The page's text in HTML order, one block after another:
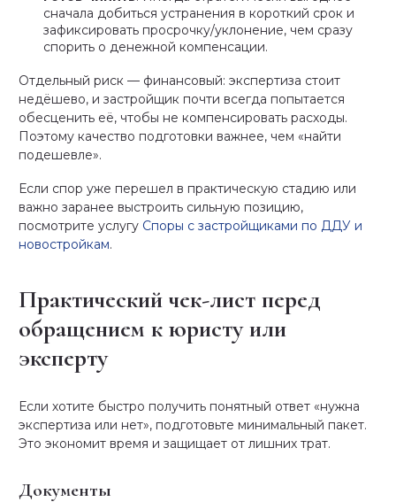
сначала добиться устранения в короткий срок и
зафиксировать просрочку/уклонение, чем сразу
спорить о денежной компенсации.
Отдельный риск — финансовый: экспертиза стоит
недёшево, и застройщик почти всегда попытается
обесценить её, чтобы не компенсировать расходы.
Поэтому качество подготовки важнее, чем «найти
подешевле».
Если спор уже перешел в практическую стадию или
важно заранее выстроить сильную позицию,
посмотрите услугу Споры с застройщиками по ДДУ и
новостройкам.
Практический чек-лист перед
обращением к юристу или
эксперту
Если хотите быстро получить понятный ответ «нужна
экспертиза или нет», подготовьте минимальный пакет.
Это экономит время и защищает от лишних трат.
Документы